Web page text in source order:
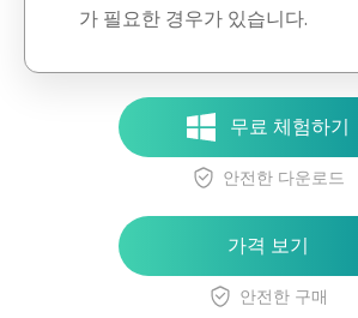
가 필요한 경우가 있습니다.
무료 체험하기
안전한 다운로드
가격 보기
안전한 구매